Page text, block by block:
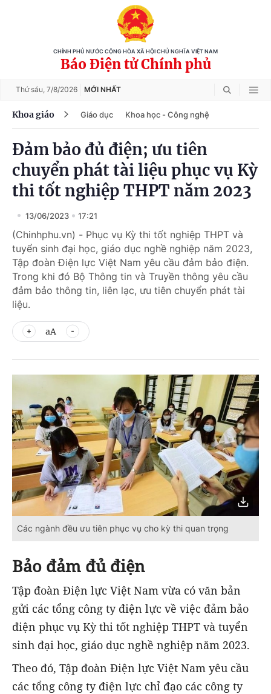
CHÍNH PHỦ NƯỚC CỘNG HÒA XÃ HỘI CHỦ NGHĨA VIỆT NAM
Báo Điện tử Chính phủ
Thứ sáu, 7/8/2026 MỚI NHẤT
Khoa giáo Giáo dục Khoa học - Công nghệ
Đảm bảo đủ điện; ưu tiên
chuyển phát tài liệu phục vụ Kỳ
thi tốt nghiệp THPT năm 2023
13/06/2023 17:21
(Chinhphu.vn) - Phục vụ Kỳ thi tốt nghiệp THPT và
tuyển sinh đại học, giáo dục nghề nghiệp năm 2023,
Tập đoàn Điện lực Việt Nam yêu cầu đảm bảo điện.
Trong khi đó Bộ Thông tin và Truyền thông yêu cầu
đảm bảo thông tin, liên lạc, ưu tiên chuyển phát tài
liệu.
aA
Các ngành đều ưu tiên phục vụ cho kỳ thi quan trọng
Bảo đảm đủ điện
Tập đoàn Điện lực Việt Nam vừa có văn bản
gửi các tổng công ty điện lực về việc đảm bảo
điện phục vụ Kỳ thi tốt nghiệp THPT và tuyển
sinh đại học, giáo dục nghề nghiệp năm 2023.
Theo đó, Tập đoàn Điện lực Việt Nam yêu cầu
các tổng công ty điện lực chỉ đạo các công ty